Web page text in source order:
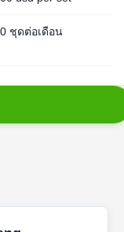
ชุดต่อเดือน